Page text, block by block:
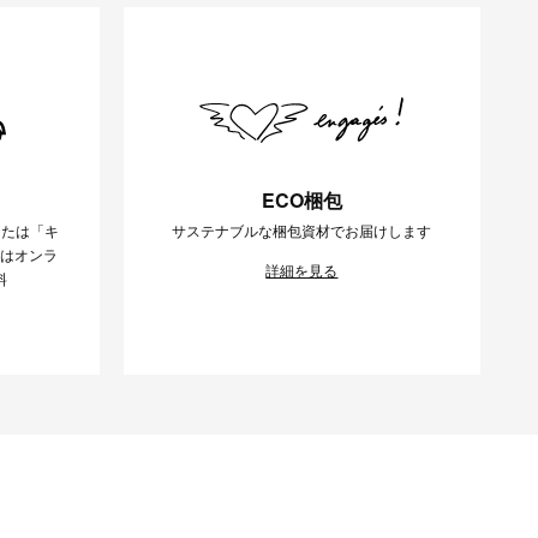
は「キ
オンラ
ECO梱包
サステナブルな梱包資材でお届けします
詳細を見る